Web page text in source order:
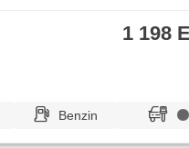
1 198
Benzin